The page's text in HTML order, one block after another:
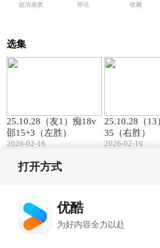
超清画质 评论 收藏
选集
25.10.28（友1）痴18v
邵15+3（左胜）
2026-02-16
25.10.28（
35（右胜）
2026-02-16
打开方式
优酷
为好内容全力以赴